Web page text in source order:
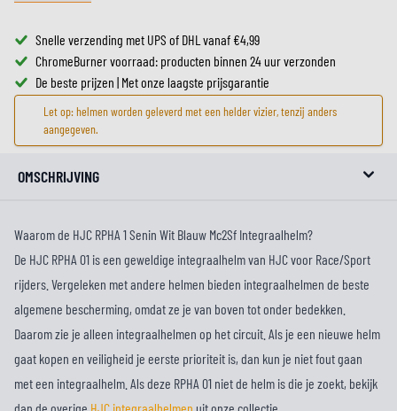
Snelle verzending met UPS of DHL vanaf €4,99
ChromeBurner voorraad: producten binnen 24 uur verzonden
De beste prijzen | Met onze laagste prijsgarantie
Let op: helmen worden geleverd met een helder vizier, tenzij anders
aangegeven.
OMSCHRIJVING
Waarom de HJC RPHA 1 Senin Wit Blauw Mc2Sf Integraalhelm?
De HJC RPHA 01 is een geweldige integraalhelm van HJC voor Race/Sport
rijders. Vergeleken met andere helmen bieden integraalhelmen de beste
algemene bescherming, omdat ze je van boven tot onder bedekken.
Daarom zie je alleen integraalhelmen op het circuit. Als je een nieuwe helm
gaat kopen en veiligheid je eerste prioriteit is, dan kun je niet fout gaan
met een integraalhelm. Als deze RPHA 01 niet de helm is die je zoekt, bekijk